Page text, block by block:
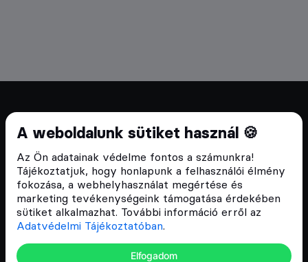
A weboldalunk sütiket használ 🍪
Az Ön adatainak védelme fontos a számunkra!
Tájékoztatjuk, hogy honlapunk a felhasználói élmény
fokozása, a webhelyhasználat megértése és
marketing tevékenységeink támogatása érdekében
sütiket alkalmazhat. További információ erről az
Adatvédelmi Tájékoztatóban.
Elfogadom
Cryptofalka 2018 óta
Szívünkön viseljük a blokklánc technológia
népszerűsítését Magyarországon, ezért 2018 óta a
Cryptofalka célja, hogy biztosítsa a hazai közösség
és vállalatok digitális oktatását és fejlődését.
Oldalak